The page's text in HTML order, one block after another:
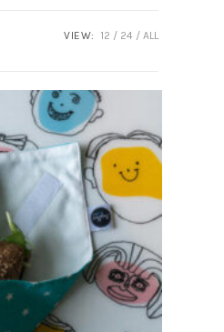
VIEW: 12 24 ALL